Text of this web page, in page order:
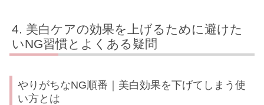
美白ケアの効果を上げるために避けた
いNG習慣とよくある疑問
やりがちなNG順番｜美白効果を下げてしまう使
い方とは